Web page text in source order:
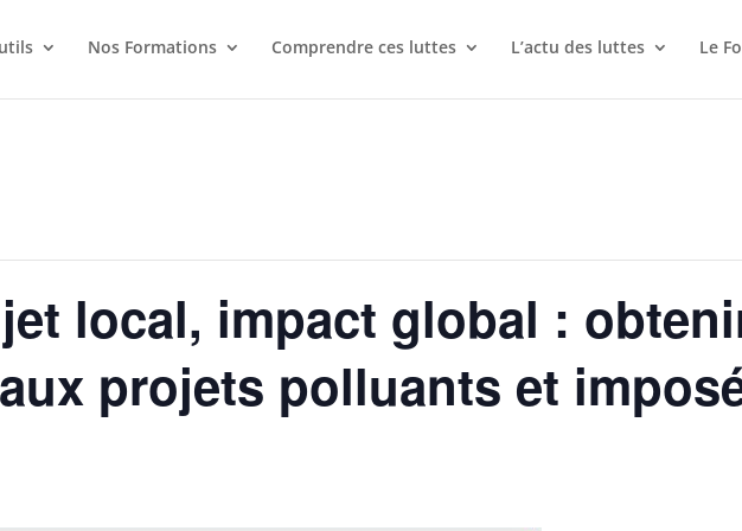
Nos Formations Comprendre ces luttes L’actu des luttes Le
local, impact global :
projets polluants et